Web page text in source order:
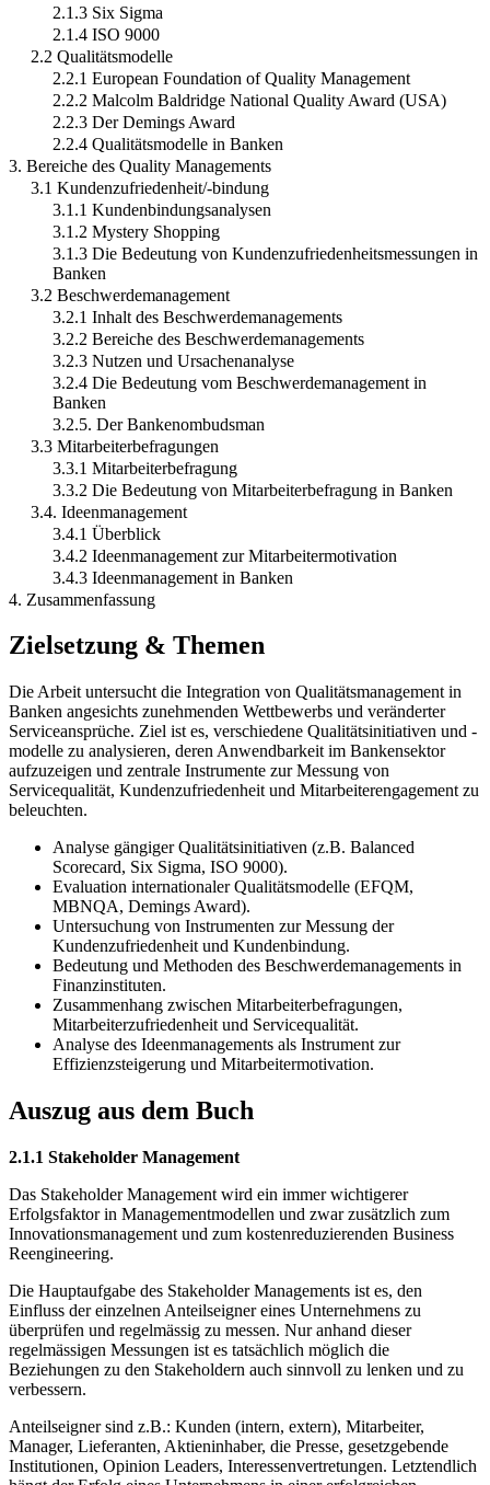
2.1.3 Six Sigma
2.1.4 ISO 9000
2.2 Qualitätsmodelle
2.2.1 European Foundation of Quality Management
2.2.2 Malcolm Baldridge National Quality Award (USA)
2.2.3 Der Demings Award
2.2.4 Qualitätsmodelle in Banken
3. Bereiche des Quality Managements
3.1 Kundenzufriedenheit/-bindung
3.1.1 Kundenbindungsanalysen
3.1.2 Mystery Shopping
3.1.3 Die Bedeutung von Kundenzufriedenheitsmessungen in
Banken
3.2 Beschwerdemanagement
3.2.1 Inhalt des Beschwerdemanagements
3.2.2 Bereiche des Beschwerdemanagements
3.2.3 Nutzen und Ursachenanalyse
3.2.4 Die Bedeutung vom Beschwerdemanagement in
Banken
3.2.5. Der Bankenombudsman
3.3 Mitarbeiterbefragungen
3.3.1 Mitarbeiterbefragung
3.3.2 Die Bedeutung von Mitarbeiterbefragung in Banken
3.4. Ideenmanagement
3.4.1 Überblick
3.4.2 Ideenmanagement zur Mitarbeitermotivation
3.4.3 Ideenmanagement in Banken
4. Zusammenfassung
Zielsetzung & Themen
Die Arbeit untersucht die Integration von Qualitätsmanagement in
Banken angesichts zunehmenden Wettbewerbs und veränderter
Serviceansprüche. Ziel ist es, verschiedene Qualitätsinitiativen und -
modelle zu analysieren, deren Anwendbarkeit im Bankensektor
aufzuzeigen und zentrale Instrumente zur Messung von
Servicequalität, Kundenzufriedenheit und Mitarbeiterengagement zu
beleuchten.
Analyse gängiger Qualitätsinitiativen (z.B. Balanced
Scorecard, Six Sigma, ISO 9000).
Evaluation internationaler Qualitätsmodelle (EFQM,
MBNQA, Demings Award).
Untersuchung von Instrumenten zur Messung der
Kundenzufriedenheit und Kundenbindung.
Bedeutung und Methoden des Beschwerdemanagements in
Finanzinstituten.
Zusammenhang zwischen Mitarbeiterbefragungen,
Mitarbeiterzufriedenheit und Servicequalität.
Analyse des Ideenmanagements als Instrument zur
Effizienzsteigerung und Mitarbeitermotivation.
Auszug aus dem Buch
2.1.1 Stakeholder Management
Das Stakeholder Management wird ein immer wichtigerer
Erfolgsfaktor in Managementmodellen und zwar zusätzlich zum
Innovationsmanagement und zum kostenreduzierenden Business
Reengineering.
Die Hauptaufgabe des Stakeholder Managements ist es, den
Einfluss der einzelnen Anteilseigner eines Unternehmens zu
überprüfen und regelmässig zu messen. Nur anhand dieser
regelmässigen Messungen ist es tatsächlich möglich die
Beziehungen zu den Stakeholdern auch sinnvoll zu lenken und zu
verbessern.
Anteilseigner sind z.B.: Kunden (intern, extern), Mitarbeiter,
Manager, Lieferanten, Aktieninhaber, die Presse, gesetzgebende
Institutionen, Opinion Leaders, Interessenvertretungen. Letztendlich